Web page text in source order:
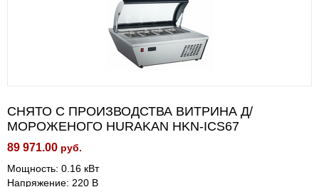
СНЯТО С ПРОИЗВОДСТВА ВИТРИНА Д/
МОРОЖЕНОГО HURAKAN HKN-ICS67
89 971.00 руб.
Мощность: 0.16 кВт
Напряжение: 220 В